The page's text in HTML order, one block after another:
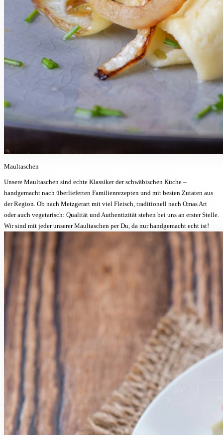
Maultaschen
Unsere Maultaschen sind echte Klassiker der schwäbischen Küche –
handgemacht nach überlieferten Familienrezepten und mit besten Zutaten aus
der Region. Ob nach Metzgerart mit viel Fleisch, traditionell nach Omas Art
oder auch vegetarisch: Qualität und Authentizität stehen bei uns an erster Stelle.
Wir sind mit jeder unserer Maultaschen per Du, da nur handgemacht echt ist!